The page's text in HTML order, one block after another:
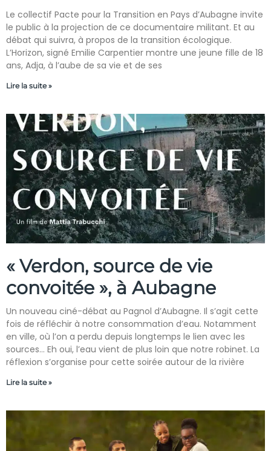
Le collectif Pacte pour la Transition en Pays d’Aubagne invite
le public à la projection de ce documentaire militant. Et au
débat qui suivra, à propos de la transition écologique.
L’Horizon, signé Emilie Carpentier montre une jeune fille de 18
ans, Adja, à l’aube de sa vie et de ses
Lire la suite »
« Verdon, source de vie
convoitée », à Aubagne
Un nouveau ciné-débat au Pagnol d’Aubagne. Il s’agit cette
fois de réfléchir à notre consommation d’eau. Notamment
en ville, où l’on a perdu depuis longtemps le lien avec les
sources… Eh oui, l’eau vient de plus loin que notre robinet. La
réflexion s’organise pour cette soirée autour de la rivière
Lire la suite »